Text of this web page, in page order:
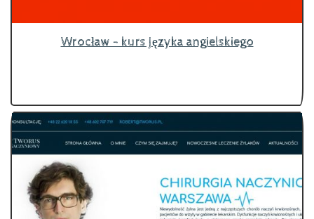
Wrocław - kurs języka angielskiego